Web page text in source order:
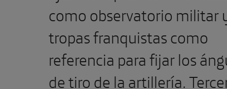
como observatorio militar
tropas franquistas como
referencia para fijar los
de tiro de la artillería.